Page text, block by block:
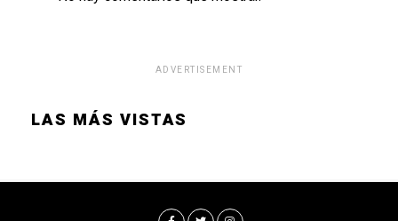
ADVERTISEMENT
LAS MÁS VISTAS